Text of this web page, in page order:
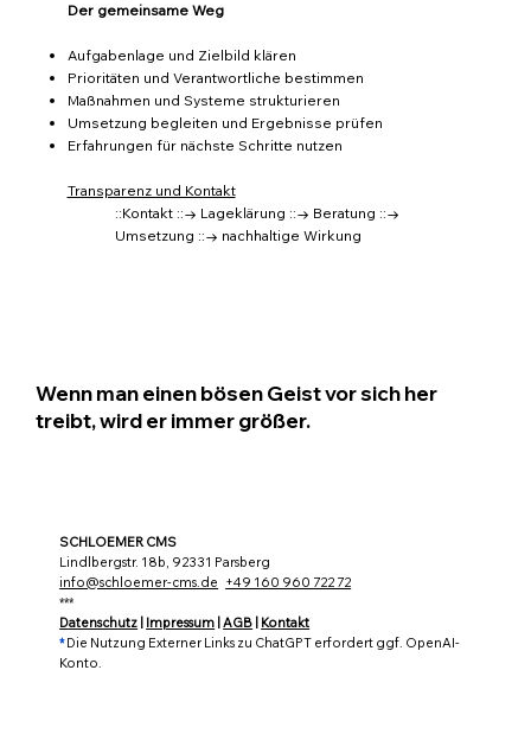
Der gemeinsame Weg
Aufgabenlage und Zielbild klären
Prioritäten und Verantwortliche bestimmen
Maßnahmen und Systeme strukturieren
Umsetzung begleiten und Ergebnisse prüfen
Erfahrungen für nächste Schritte nutzen
Transparenz und Kontakt
::Kontakt ::→ Lageklärung ::→ Beratung ::→
Umsetzung ::→ nachhaltige Wirkung
Wenn man einen bösen Geist vor sich her
treibt, wird er immer größer.
SCHLOEMER CMS
Lindlbergstr. 18b, 92331 Parsberg
info@schloemer-cms.de +49 160 960 722 72
***
Datenschutz Impressum |AGB Kontakt
*Die Nutzung Externer Links zu ChatGPT erfordert ggf. OpenAI-
Konto.